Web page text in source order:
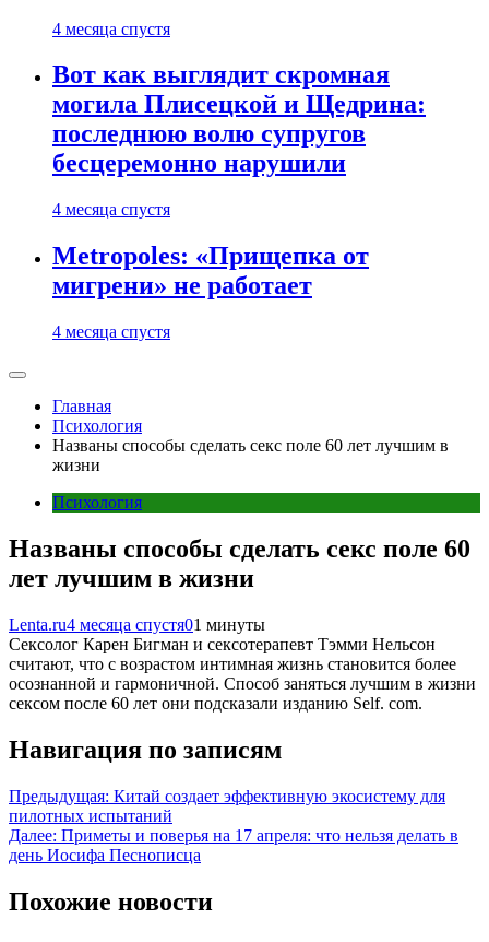
4 месяца спустя
Вот как выглядит скромная
могила Плисецкой и Щедрина:
последнюю волю супругов
бесцеремонно нарушили
4 месяца спустя
Metropoles: «Прищепка от
мигрени» не работает
4 месяца спустя
Главная
Психология
Названы способы сделать секс поле 60 лет лучшим в
жизни
Психология
Названы способы сделать секс поле 60
лет лучшим в жизни
Lenta.ru4 месяца спустя01 минуты
Сексолог Карен Бигман и сексотерапевт Тэмми Нельсон
считают, что с возрастом интимная жизнь становится более
осознанной и гармоничной. Способ заняться лучшим в жизни
сексом после 60 лет они подсказали изданию Self. com.
Навигация по записям
Предыдущая: Китай создает эффективную экосистему для
пилотных испытаний
Далее: Приметы и поверья на 17 апреля: что нельзя делать в
день Иосифа Песнописца
Похожие новости